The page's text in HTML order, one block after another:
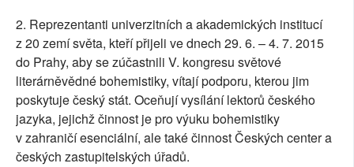
2. Reprezentanti univerzitních a akademických institucí
z 20 zemí světa, kteří přijeli ve dnech 29. 6. – 4. 7. 2015
do Prahy, aby se zúčastnili V. kongresu světové
literárněvědné bohemistiky, vítají podporu, kterou jim
poskytuje český stát. Oceňují vysílání lektorů českého
jazyka, jejichž činnost je pro výuku bohemistiky
v zahraničí esenciální, ale také činnost Českých center a
českých zastupitelských úřadů.